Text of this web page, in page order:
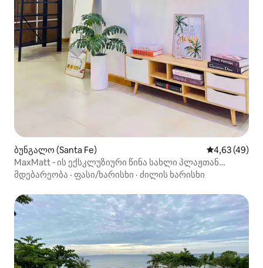
ბუნგალო (Santa Fe) საშუალო
4,63 (49)
MaxMatt ‑ ის ექსკლუზიური წინა სახლი პლაჟთან
ბანტაიანში
მდებარეობა · ფასი/ხარისხი · ძილის ხარისხი